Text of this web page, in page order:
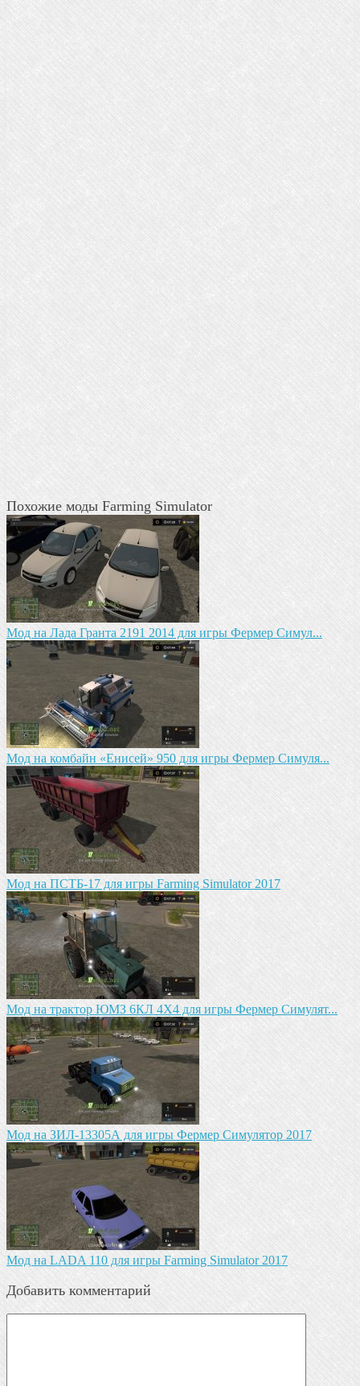
Похожие моды Farming Simulator
Мод на Лада Гранта 2191 2014 для игры Фермер Симул...
Мод на комбайн «Енисей» 950 для игры Фермер Симуля...
Мод на ПСТБ-17 для игры Farming Simulator 2017
Мод на трактор ЮМЗ 6КЛ 4X4 для игры Фермер Симулят...
Мод на ЗИЛ-13305А для игры Фермер Симулятор 2017
Мод на LADA 110 для игры Farming Simulator 2017
Добавить комментарий